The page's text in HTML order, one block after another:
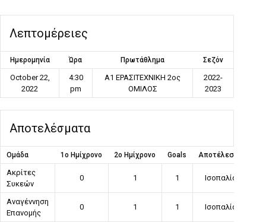
Λεπτομέρειες
Ημερομηνία Ώρα Πρωτάθλημα Σεζόν
October 22,
2022
4:30
pm
Α1 ΕΡΑΣΙΤΕΧΝΙΚΗ 2ος
ΟΜΙΛΟΣ
2022-
2023
Αποτελέσματα
Ομάδα 1ο Ημίχρονο 2ο Ημίχρονο Goals Αποτέλεσμα
Ακρίτες
Συκεών
0 1 1 Ισοπαλία
Αναγέννηση
Επανομής
0 1 1 Ισοπαλία